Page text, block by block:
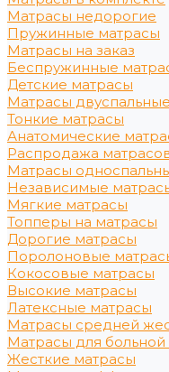
Матрасы недорогие
Пружинные матрасы
Матрасы на заказ
Беспружинные
Детские матрасы
Матрасы двуспальные
Тонкие матрасы
Анатомические
Распродажа
Матрасы
Независимые
Мягкие матрасы
Топперы на матрасы
Дорогие матрасы
Поролоновые
Кокосовые матрасы
Высокие матрасы
Латексные матрасы
Матрасы средней
Матрасы для
Жесткие матрасы